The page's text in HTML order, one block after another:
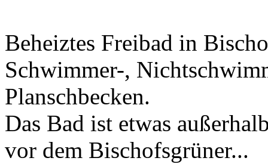
Beheiztes Freibad in
Schwimmer-,
Planschbecken.
Das Bad ist etwas
vor dem Bischofsgrüner...